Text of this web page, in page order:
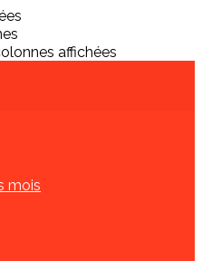
affichées
mois